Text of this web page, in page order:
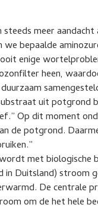
steeds meer
we bepaalde
enige
heen,
uit potgrond
Op dit moment
de potgrond.
met
in Duitsland)
De centrale
om de het hele